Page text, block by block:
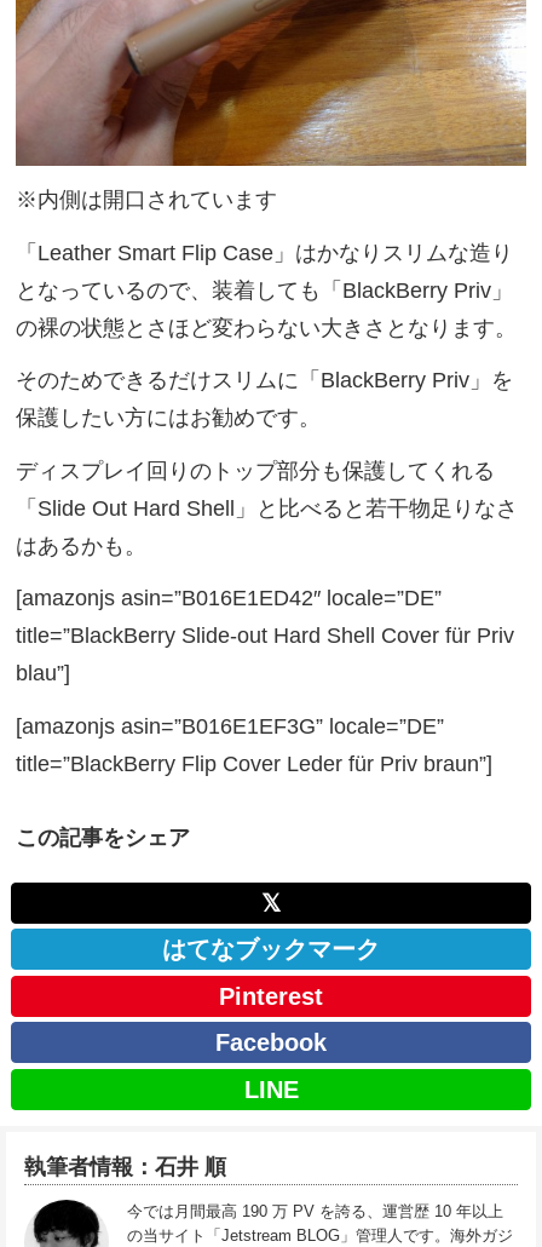
※内側は開口されています
「Leather Smart Flip Case」はかなりスリムな造り
となっているので、装着しても「BlackBerry Priv」
の裸の状態とさほど変わらない大きさとなります。
そのためできるだけスリムに「BlackBerry Priv」を
保護したい方にはお勧めです。
ディスプレイ回りのトップ部分も保護してくれる
「Slide Out Hard Shell」と比べると若干物足りなさ
はあるかも。
[amazonjs asin=”B016E1ED42″ locale=”DE”
title=”BlackBerry Slide-out Hard Shell Cover für Priv
blau”]
[amazonjs asin=”B016E1EF3G” locale=”DE”
title=”BlackBerry Flip Cover Leder für Priv braun”]
この記事をシェア
𝕏
はてなブックマーク
Pinterest
Facebook
LINE
執筆者情報：石井 順
今では月間最高 190 万 PV を誇る、運営歴 10 年以上
の当サイト「Jetstream BLOG」管理人です。海外ガジ